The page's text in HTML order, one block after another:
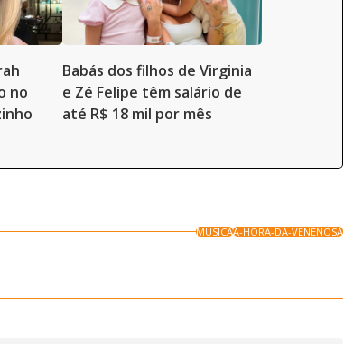
no
Babás dos filhos de Virginia
e Zé Felipe têm salário de
até R$ 18 mil por mês
MUSICAA-HORA-DA-VENENOSA